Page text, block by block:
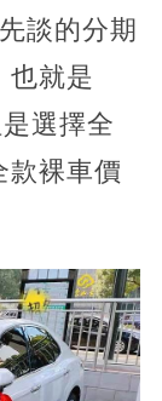
談的分期
也就是
選擇全
款裸車價